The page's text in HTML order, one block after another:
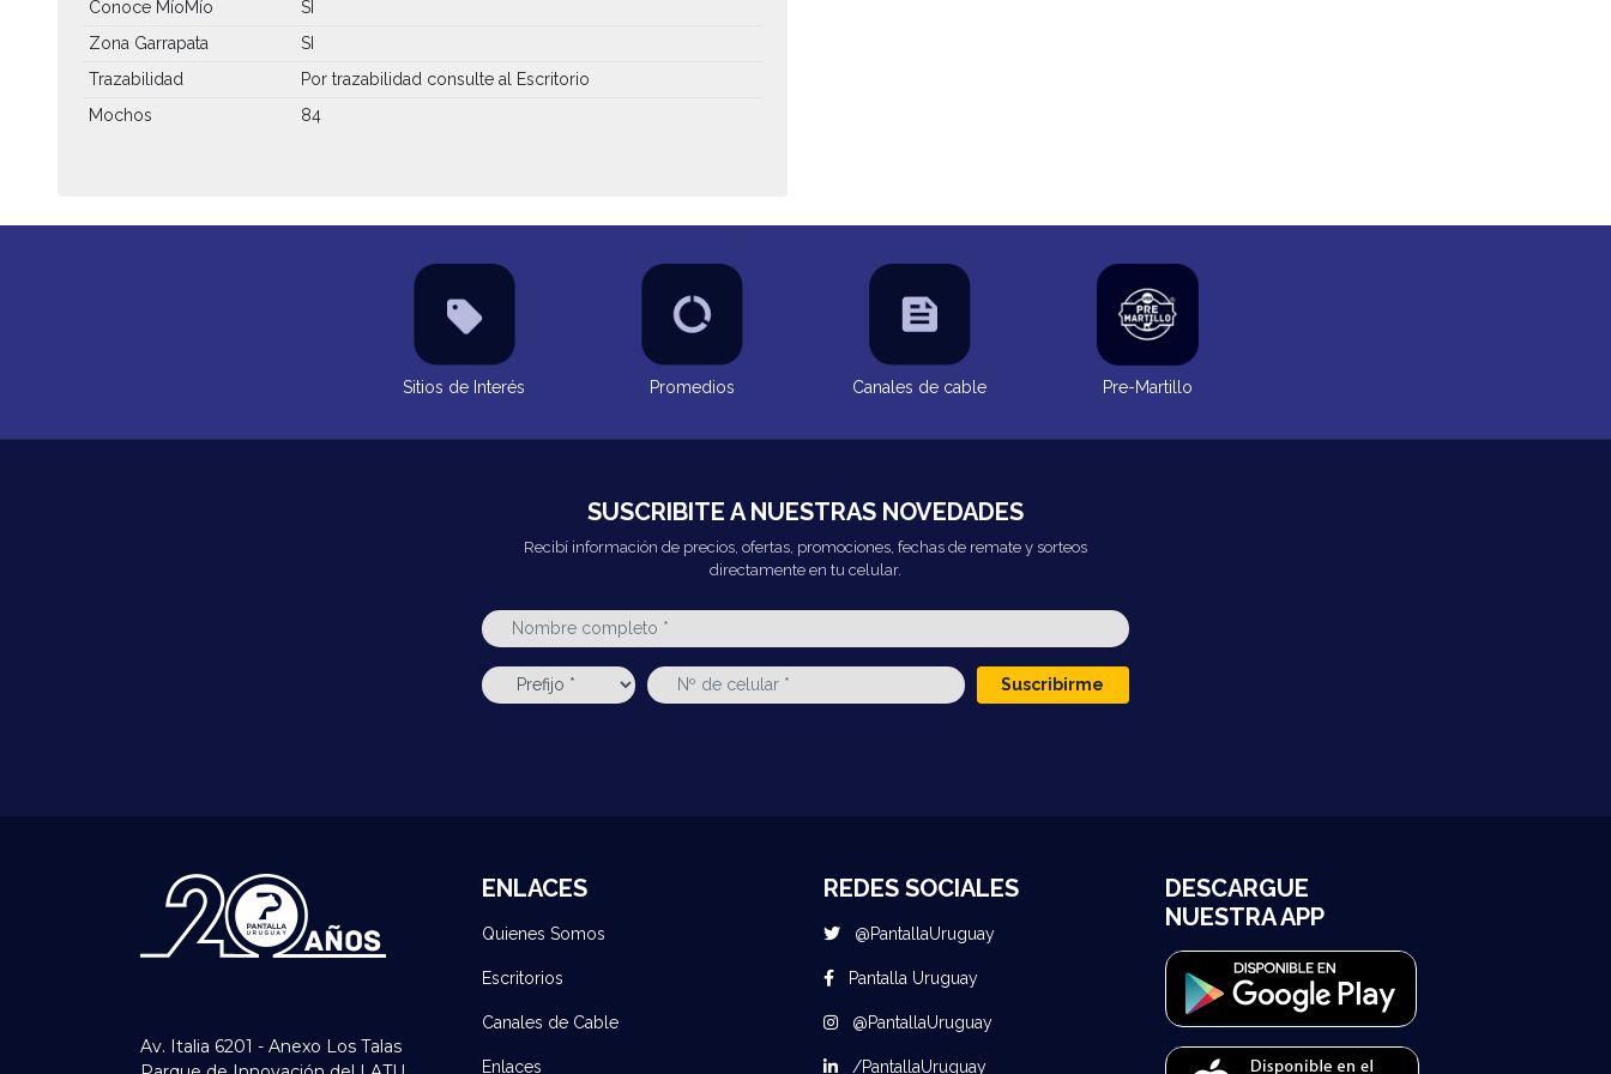
Conoce MíoMío
SI
Zona Garrapata
SI
Trazabilidad
Por trazabilidad consulte al Escritorio
Mochos
84
Sitios de Interés Promedios Canales de cable Pre-Martillo
SUSCRIBITE A NUESTRAS NOVEDADES
Recibí información de precios, ofertas, promociones, fechas de remate y sorteos
directamente en tu celular.
Suscribirme
Av. Italia 6201 - Anexo Los Talas
ENLACES
Quienes Somos
Escritorios
Canales de Cable
Enlaces
REDES SOCIALES
@PantallaUruguay
Pantalla Uruguay
@PantallaUruguay
/PantallaUruguay
DESCARGUE
NUESTRA APP